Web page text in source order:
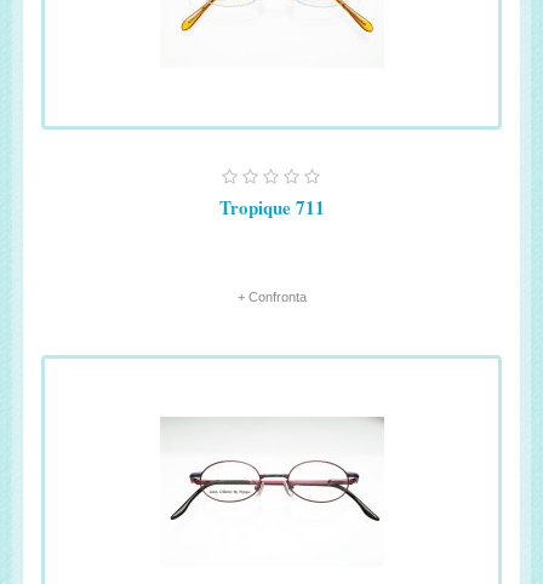
Tropique 711
+ Confronta